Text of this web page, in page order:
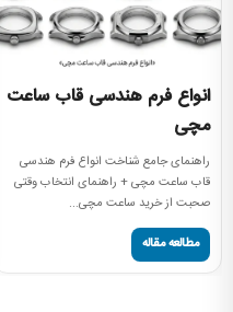
انواع فرم هندسی قاب ساعت
مچی
راهنمای جامع شناخت انواع فرم هندسی
قاب ساعت مچی + راهنمای انتخاب وقتی
صحبت از خرید ساعت مچی...
مطالعه مقاله